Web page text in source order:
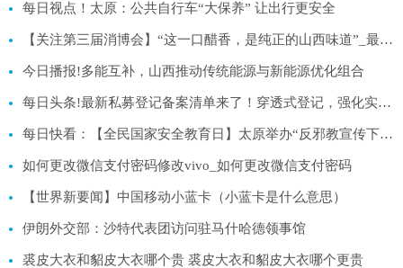
每日视点！太原：公共自行车“大保养” 让出行更安全
【关注第三届消博会】“这一口醋香，是纯正的山西味道”_最资讯
今日播报!多能互补，山西推动传统能源与新能源优化组合
每日头条!最新私募登记备案清单来了！穿透式登记，强化实控人管理
每日快看：【全民国家安全教育日】太原举办“反邪教宣传下基层入乡村”主题活动
如何更改微信支付密码修改vivo_如何更改微信支付密码
【世界新要闻】中国移动小蓝卡（小蓝卡是什么意思）
伊朗外交部：沙特代表团访问驻马什哈德领事馆
裘皮大衣和貂皮大衣哪个贵 裘皮大衣和貂皮大衣哪个更贵